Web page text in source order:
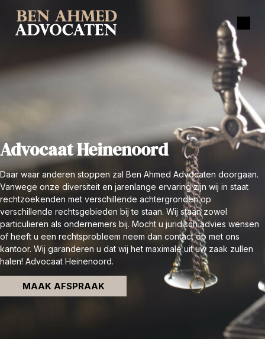
Advocaat Heinenoord
Daar waar anderen stoppen zal Ben Ahmed Advocaten doorgaan.
Vanwege onze diversiteit en jarenlange ervaring zijn wij in staat
rechtzoekenden met verschillende achtergronden op
verschillende rechtsgebieden bij te staan. Wij staan zowel
particulieren als ondernemers bij. Mocht u juridisch advies wensen
of heeft u een rechtsprobleem neem dan contact op met ons
kantoor. Wij garanderen u dat wij het maximale uit uw zaak zullen
halen! Advocaat Heinenoord.
MAAK AFSPRAAK